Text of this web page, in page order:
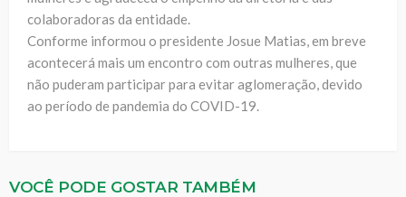
colaboradoras da entidade.
Conforme informou o presidente Josue Matias, em breve
acontecerá mais um encontro com outras mulheres, que
não puderam participar para evitar aglomeração, devido
ao período de pandemia do COVID-19.
VOCÊ PODE GOSTAR TAMBÉM